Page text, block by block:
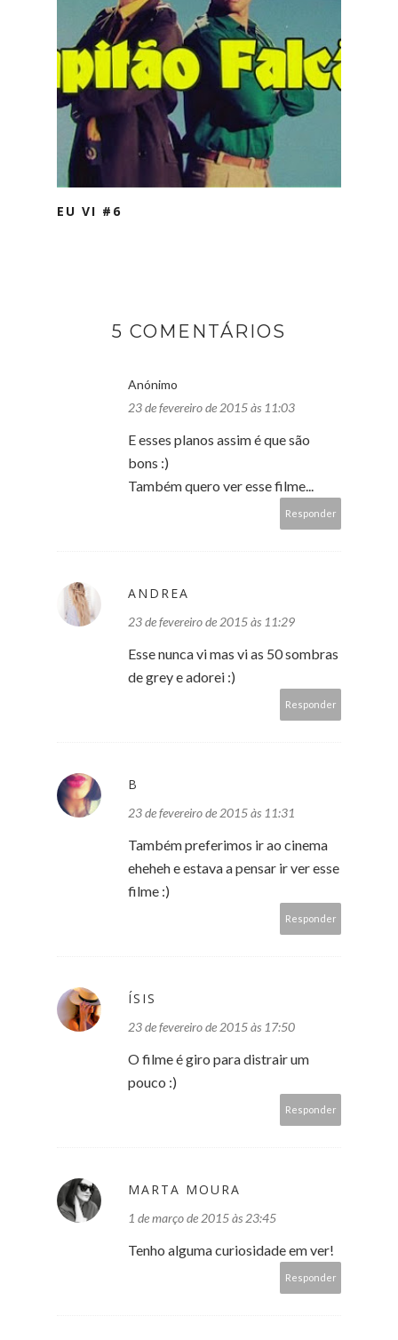
EU VI #6
5 COMENTÁRIOS
Anónimo
23 de fevereiro de 2015 às 11:03
E esses planos assim é que são
bons :)
Também quero ver esse filme...
Responder
ANDREA
23 de fevereiro de 2015 às 11:29
Esse nunca vi mas vi as 50 sombras
de grey e adorei :)
Responder
B
23 de fevereiro de 2015 às 11:31
Também preferimos ir ao cinema
eheheh e estava a pensar ir ver esse
filme :)
Responder
ÍSIS
23 de fevereiro de 2015 às 17:50
O filme é giro para distrair um
pouco :)
Responder
MARTA MOURA
1 de março de 2015 às 23:45
Tenho alguma curiosidade em ver!
Responder